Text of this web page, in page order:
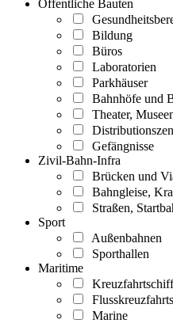
Öffentliche Bauten
Bildung
Büros
Laboratorien
Parkhäuser
Bahnhöfe und
Theater,
Gefängnisse
Zivil-Bahn-Infra
Brücken und
Bahngleise,
Straßen,
Sport
Außenbahnen
Sporthallen
Maritime
Marine